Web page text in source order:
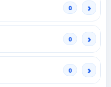
0
0
0